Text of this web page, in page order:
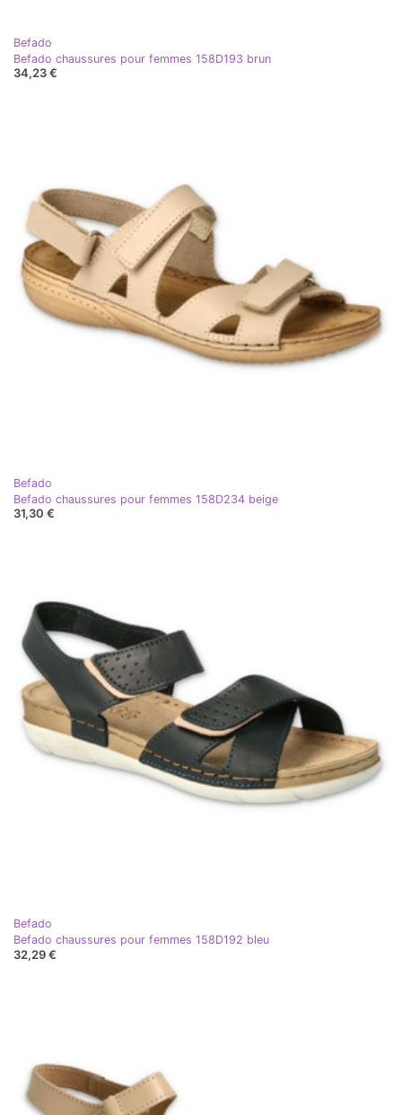
Befado
Befado chaussures pour femmes 158D193 brun
34,23 €
Befado
Befado chaussures pour femmes 158D234 beige
31,30 €
Befado
Befado chaussures pour femmes 158D192 bleu
32,29 €